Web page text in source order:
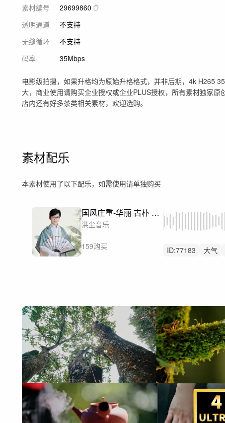
素材编号
29699860
透明通道
不支持
无缝循环
不支持
码率
35Mbps
电影级拍摄，如果升格均为原始升格格式，并非后期，4k H265
大，商业使用请购买企业授权或企业PLUS授权，所有素材独家原
店内还有好多茶类相关素材，欢迎选购。
素材配乐
本素材使用了以下配乐，如需使用请单独购买
国风庄重-华丽 古朴 艺术 民俗
洪尘音乐
159购买 ID:77183 大气